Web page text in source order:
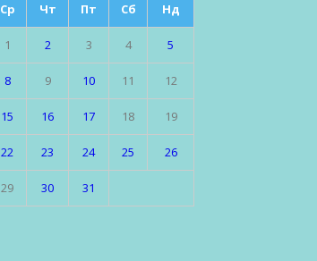
Ср Чт Пт Сб Нд
1 2 3 4 5
8 9 10 11 12
15 16 17 18 19
22 23 24 25 26
29 30 31